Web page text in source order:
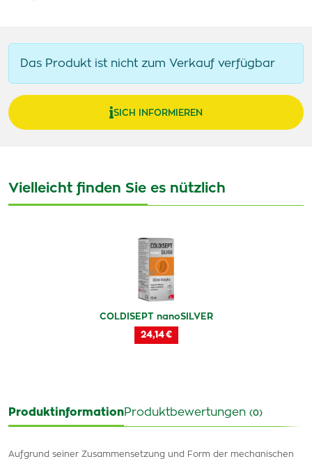
Das Produkt ist nicht zum Verkauf verfügbar
SICH INFORMIEREN
Vielleicht finden Sie es nützlich
COLDISEPT nanoSILVER
24,14 €
ProduktinformationProduktbewertungen (0)
Aufgrund seiner Zusammensetzung und Form der mechanischen